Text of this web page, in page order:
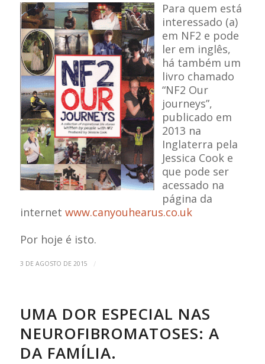
Para quem está
interessado (a)
em NF2 e pode
ler em inglês,
há também um
livro chamado
“NF2 Our
journeys”,
publicado em
2013 na
Inglaterra pela
Jessica Cook e
que pode ser
acessado na
página da
internet www.canyouhearus.co.uk
Por hoje é isto.
3 DE AGOSTO DE 2015 /
UMA DOR ESPECIAL NAS
NEUROFIBROMATOSES: A
DA FAMÍLIA.